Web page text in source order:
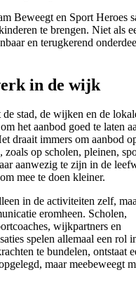
Beweegt en Sport Heroes
te brengen. Niet als
en terugkerend
in de wijk
stad, de wijken en de
het aanbod goed te laten
draait immers om aanbod
op scholen, pleinen,
aanwezig te zijn in de
mee te doen kleiner.
in de activiteiten zelf,
eromheen. Scholen,
wijkpartners en
spelen allemaal een rol
te bundelen, ontstaat
maar meebeweegt